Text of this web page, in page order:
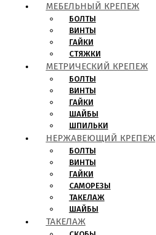
МЕБЕЛЬНЫЙ КРЕПЕЖ
БОЛТЫ
ВИНТЫ
ГАЙКИ
СТЯЖКИ
МЕТРИЧЕСКИЙ КРЕПЕЖ
БОЛТЫ
ВИНТЫ
ГАЙКИ
ШАЙБЫ
ШПИЛЬКИ
НЕРЖАВЕЮЩИЙ КРЕПЕЖ
БОЛТЫ
ВИНТЫ
ГАЙКИ
САМОРЕЗЫ
ТАКЕЛАЖ
ШАЙБЫ
ТАКЕЛАЖ